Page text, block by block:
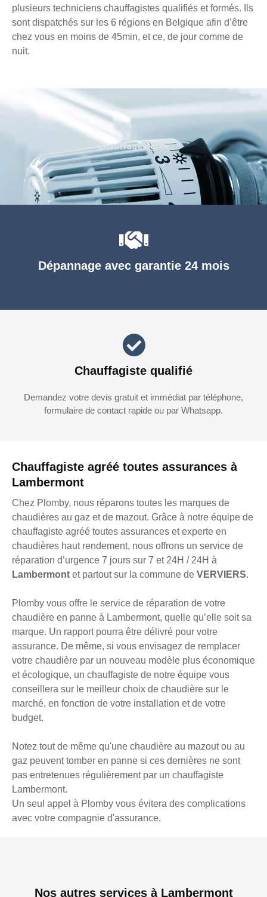
plusieurs techniciens chauffagistes qualifiés et formés. Ils
sont dispatchés sur les 6 régions en Belgique afin d’être
chez vous en moins de 45min, et ce, de jour comme de
nuit.
Chauffagiste agréé toutes assurances à
Lambermont
Chez Plomby, nous réparons toutes les marques de
chaudières au gaz et de mazout. Grâce à notre équipe de
chauffagiste agréé toutes assurances et experte en
chaudières haut rendement, nous offrons un service de
réparation d’urgence 7 jours sur 7 et 24H / 24H à
Lambermont et partout sur la commune de VERVIERS.
Plomby vous offre le service de réparation de votre
chaudière en panne à Lambermont, quelle qu’elle soit sa
marque. Un rapport pourra être délivré pour votre
assurance. De même, si vous envisagez de remplacer
votre chaudière par un nouveau modèle plus économique
et écologique, un chauffagiste de notre équipe vous
conseillera sur le meilleur choix de chaudière sur le
marché, en fonction de votre installation et de votre
budget.
Notez tout de même qu'une chaudière au mazout ou au
gaz peuvent tomber en panne si ces dernières ne sont
pas entretenues régulièrement par un chauffagiste
Lambermont.
Un seul appel à Plomby vous évitera des complications
avec votre compagnie d'assurance.
Dépannage avec garantie 24 mois
Chauffagiste qualifié
Demandez votre devis gratuit et immédiat par téléphone,
formulaire de contact rapide ou par Whatsapp.
Chauffage agréé
Nos autres services à Lambermont